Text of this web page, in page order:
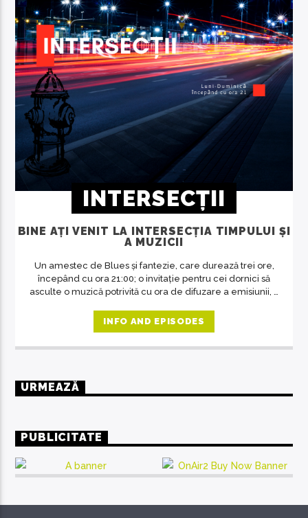
INTERSECȚII
BINE AȚI VENIT LA INTERSECȚIA TIMPULUI ȘI
A MUZICII
Un amestec de Blues și fantezie, care durează trei ore,
începând cu ora 21:00; o invitație pentru cei dornici să
asculte o muzică potrivită cu ora de difuzare a emisiunii, o
oameni în special. O emisiune unde răsună doar muzica
deosebită, care se adresează celor predispuși spre
filosofie, indiferent de vârstă.
INFO AND EPISODES
URMEAZĂ
PUBLICITATE